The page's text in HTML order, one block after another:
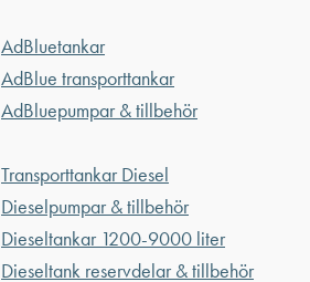
AdBluetankar
AdBlue transporttankar
AdBluepumpar & tillbehör
Transporttankar Diesel
Dieselpumpar & tillbehör
Dieseltankar 1200-9000 liter
Dieseltank reservdelar & tillbehör